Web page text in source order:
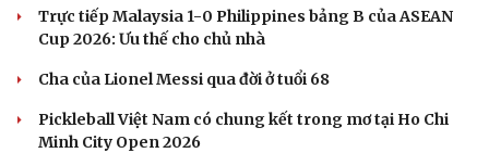
Văn hóa
Sân khấu - Điện ảnh
Âm nhạc
Di sản
Giải trí
Nghệ sĩ
Thời trang
Sao Việt
Trực tiếp Malaysia 1-0 Philippines bảng B của ASEAN
Cup 2026: Ưu thế cho chủ nhà
Cha của Lionel Messi qua đời ở tuổi 68
Pickleball Việt Nam có chung kết trong mơ tại Ho Chi
Minh City Open 2026